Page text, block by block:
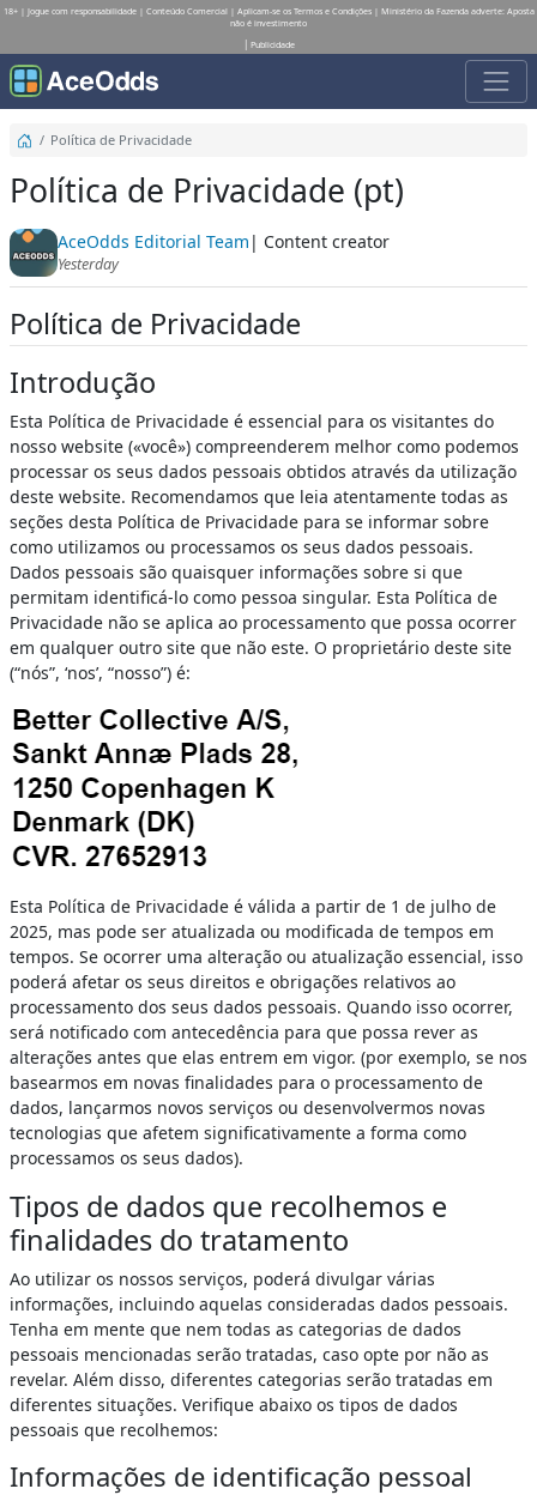
18+ | Jogue com responsabilidade | Conteúdo Comercial | Aplicam-se os Termos e Condições | Ministério da Fazenda adverte: Aposta
não é investimento
Publicidade
Política de Privacidade
Política de Privacidade (pt)
AceOdds Editorial Team | Content creator
Yesterday
Política de Privacidade
Introdução
Esta Política de Privacidade é essencial para os visitantes do
nosso website («você») compreenderem melhor como podemos
processar os seus dados pessoais obtidos através da utilização
deste website. Recomendamos que leia atentamente todas as
seções desta Política de Privacidade para se informar sobre
como utilizamos ou processamos os seus dados pessoais.
Dados pessoais são quaisquer informações sobre si que
permitam identificá-lo como pessoa singular. Esta Política de
Privacidade não se aplica ao processamento que possa ocorrer
em qualquer outro site que não este. O proprietário deste site
(“nós”, ‘nos’, “nosso”) é:
Esta Política de Privacidade é válida a partir de 1 de julho de
2025, mas pode ser atualizada ou modificada de tempos em
tempos. Se ocorrer uma alteração ou atualização essencial, isso
poderá afetar os seus direitos e obrigações relativos ao
processamento dos seus dados pessoais. Quando isso ocorrer,
será notificado com antecedência para que possa rever as
alterações antes que elas entrem em vigor. (por exemplo, se nos
basearmos em novas finalidades para o processamento de
dados, lançarmos novos serviços ou desenvolvermos novas
tecnologias que afetem significativamente a forma como
processamos os seus dados).
Tipos de dados que recolhemos e
finalidades do tratamento
Ao utilizar os nossos serviços, poderá divulgar várias
informações, incluindo aquelas consideradas dados pessoais.
Tenha em mente que nem todas as categorias de dados
pessoais mencionadas serão tratadas, caso opte por não as
revelar. Além disso, diferentes categorias serão tratadas em
diferentes situações. Verifique abaixo os tipos de dados
pessoais que recolhemos:
Informações de identificação pessoal